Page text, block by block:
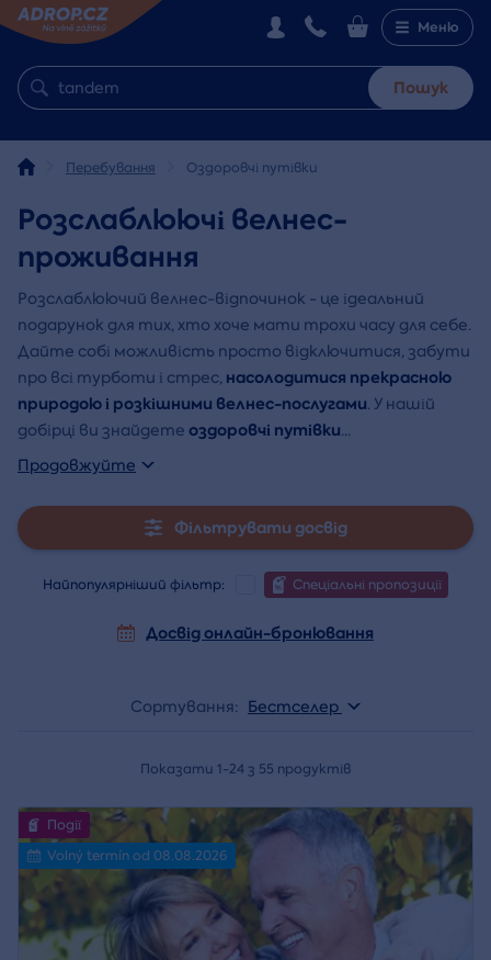
Меню
Пошук
Перебування Оздоровчі путівки
Розслаблюючі велнес-
проживання
Розслаблюючий велнес-відпочинок - це ідеальний
подарунок для тих, хто хоче мати трохи часу для себе.
Дайте собі можливість просто відключитися, забути
про всі турботи і стрес, насолодитися прекрасною
природою і розкішними велнес-послугами. У нашій
добірці ви знайдете оздоровчі путівки...
Продовжуйте
Фільтрувати досвід
Найпопулярніший фільтр: Спеціальні пропозиції
Досвід онлайн-бронювання
Сортування: Бестселер
Показати 1-24 з 55 продуктів
Події
Volný termín od 08.08.2026